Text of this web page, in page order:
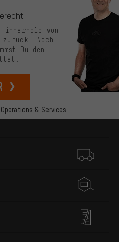
& Services
innerhalb von
zurück. Nach
Du den